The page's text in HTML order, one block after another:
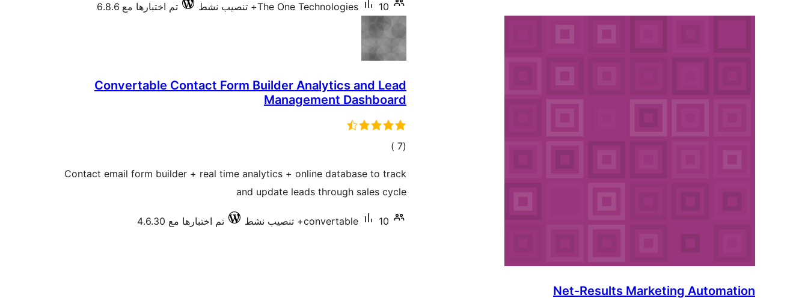
The One Technologies 10+ تنصيب نشط تم اختبارها مع 6.8.6
Net-Results Marketing Automation
Convertable Contact Form Builder Analytics and Lead
Management Dashboard
(7
إجمالي)
Contact email form builder + real time analytics + online database to track
and update leads through sales cycle
convertable 10+ تنصيب نشط تم اختبارها مع 4.6.30